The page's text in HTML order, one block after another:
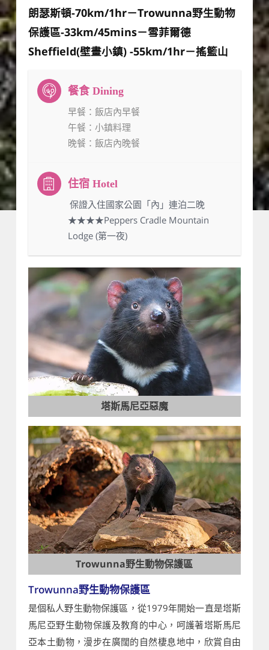
朗瑟斯頓-70km/1hr－Trowunna野生動物
保護區-33km/45mins－雪菲爾德
Sheffield(壁畫小鎮) -55km/1hr－搖籃山
早餐 ：飯店內早餐
午餐 ：小鎮料理
晚餐 ：飯店內晚餐
：保證入住國家公園「內」連泊二晚
★★★★Peppers Cradle Mountain
Lodge (第一夜)
塔斯馬尼亞惡魔
Trowunna野生動物保護區
Trowunna野生動物保護區
是個私人野生動物保護區，從1979年開始一直是塔斯
馬尼亞野生動物保護及教育的中心，呵護著塔斯馬尼
亞本土動物，漫步在廣闊的自然棲息地中，欣賞自由